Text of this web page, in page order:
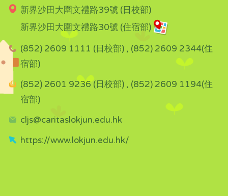
新界沙田大圍文禮路39號 (日校部)
新界沙田大圍文禮路30號 (住宿部)
(852) 2609 1111 (日校部) , (852) 2609 2344(住
宿部)
(852) 2601 9236 (日校部) , (852) 2609 1194(住
宿部)
cljs@caritaslokjun.edu.hk
https://www.lokjun.edu.hk/